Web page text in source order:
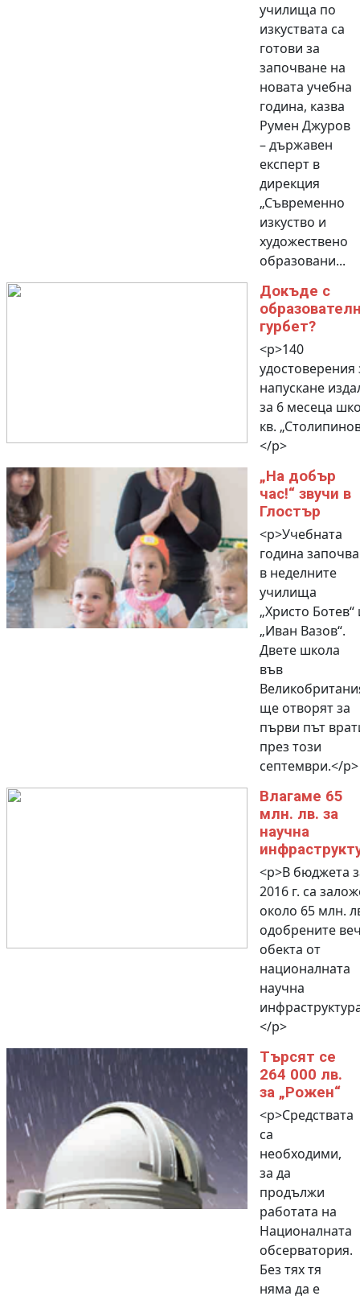
училища по
изкуствата са
готови за
започване на
новата учебна
година, казва
Румен Джуров
– държавен
експерт в
дирекция
„Съвременно
изкуство и
художествено
образовани...
Докъде с
гурбет?
<p>140
удостоверения
напускане
за 6 месеца
кв.
</p>
„На добър
час!“ звучи в
Глостър
<p>Учебната
година започва
в неделните
училища
„Христо Ботев“
„Иван Вазов“.
Двете школа
във
ще отворят за
първи път
през този
септември.</p>
Влагаме 65
млн. лв. за
научна
<p>В бюджета
2016 г. са
около 65 млн.
одобрените
обекта от
националната
научна
</p>
Търсят се
264 000 лв.
за „Рожен“
<p>Средствата
са
необходими,
за да
продължи
работата на
Националната
обсерватория.
Без тях тя
няма да е